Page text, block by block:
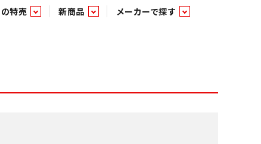
文具 玩具 スポーツ用品
家庭補修
特売 新商品 メーカーで探す